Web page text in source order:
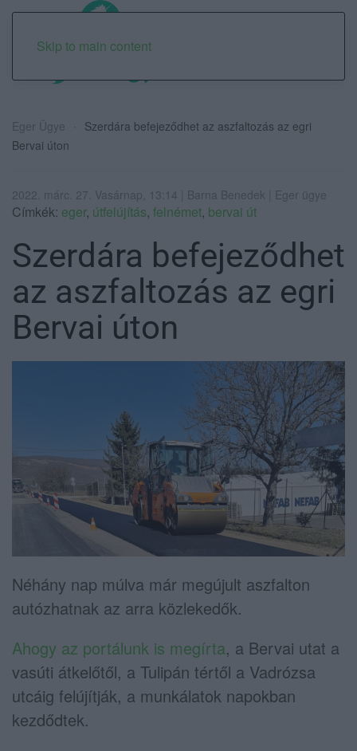
Skip to main content
Eger Ügye
Szerdára befejeződhet az aszfaltozás az egri
Bervai úton
2022. márc. 27. Vasárnap, 13:14 | Barna Benedek | Eger ügye
Címkék: eger, útfelújítás, felnémet, bervai út
Szerdára befejeződhet
az aszfaltozás az egri
Bervai úton
Néhány nap múlva már megújult aszfalton
autózhatnak az arra közlekedők.
Ahogy az portálunk is megírta, a Bervai utat a
vasúti átkelőtől, a Tulipán tértől a Vadrózsa
utcáig felújítják, a munkálatok napokban
kezdődtek.